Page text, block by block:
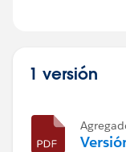
1 versión